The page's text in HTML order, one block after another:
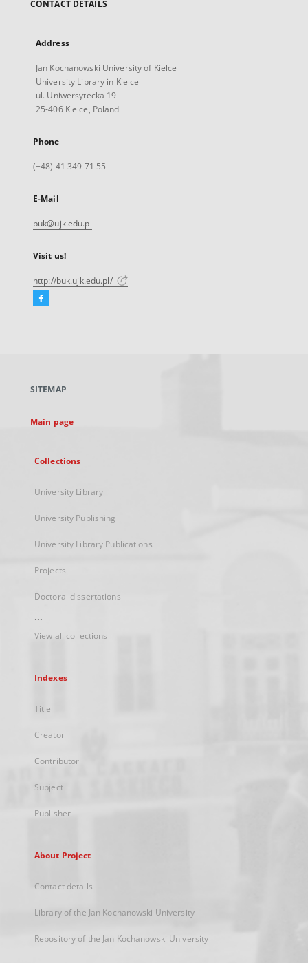
CONTACT DETAILS
Address
Jan Kochanowski University of Kielce
University Library in Kielce
ul. Uniwersytecka 19
25-406 Kielce, Poland
Phone
(+48) 41 349 71 55
E-Mail
buk@ujk.edu.pl
Visit us!
http://buk.ujk.edu.pl/
Facebook
new
SITEMAP
Main page
Collections
University Library
University Publishing
University Library Publications
Projects
Doctoral dissertations
...
View all collections
Indexes
Title
Creator
Contributor
Subject
Publisher
About Project
Contact details
Library of the Jan Kochanowski University
Repository of the Jan Kochanowski University